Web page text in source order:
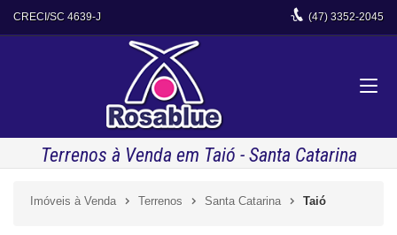
CRECI/SC 4639-J (47) 3352-2045
Terrenos à Venda em Taió - Santa Catarina
Imóveis à Venda Terrenos Santa Catarina Taió